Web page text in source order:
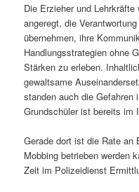
Die Erzieher und Lehrkräfte
angeregt, die
übernehmen, ihre
Handlungsstrategien ohne
Stärken zu erleben.
gewaltsame
standen auch die Gefahren
Grundschüler ist bereits im
Gerade dort ist die Rate an
Mobbing betrieben werden
Zeit im Polizeidienst